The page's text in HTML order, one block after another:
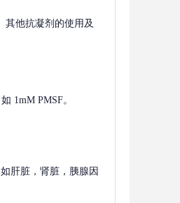
其他抗凝剂的使用及
1mM PMSF。
肝脏，肾脏，胰腺因